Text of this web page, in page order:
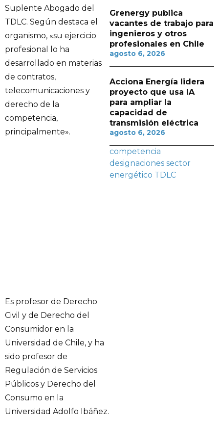
Suplente Abogado del
TDLC. Según destaca el
organismo, «su ejercicio
profesional lo ha
desarrollado en materias
de contratos,
telecomunicaciones y
derecho de la
competencia,
principalmente».
Es profesor de Derecho
Civil y de Derecho del
Consumidor en la
Universidad de Chile, y ha
sido profesor de
Regulación de Servicios
Públicos y Derecho del
Consumo en la
Universidad Adolfo Ibáñez.
Grenergy publica
vacantes de trabajo para
ingenieros y otros
profesionales en Chile
agosto 6, 2026
Acciona Energía lidera
proyecto que usa IA
para ampliar la
capacidad de
transmisión eléctrica
agosto 6, 2026
competencia
designaciones sector
energético TDLC